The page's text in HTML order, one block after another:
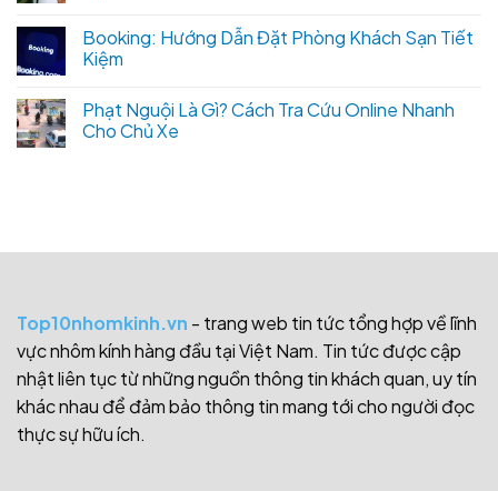
Booking: Hướng Dẫn Đặt Phòng Khách Sạn Tiết
Kiệm
Phạt Nguội Là Gì? Cách Tra Cứu Online Nhanh
Cho Chủ Xe
Top10nhomkinh.vn - trang web tin tức tổng hợp về lĩnh
vực nhôm kính hàng đầu tại Việt Nam. Tin tức được cập
nhật liên tục từ những nguồn thông tin khách quan, uy tín
khác nhau để đảm bảo thông tin mang tới cho người đọc
thực sự hữu ích.